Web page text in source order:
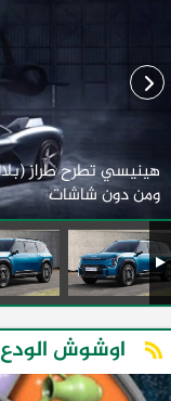
ومن دون شاشات
اوشوش الودع